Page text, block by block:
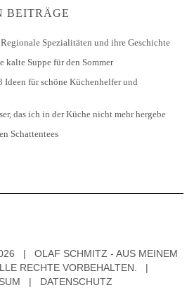
BEITRÄGE
Spezialitäten und ihre Geschichte
kalte Suppe für den Sommer
für schöne Küchenhelfer und
das ich in der Küche nicht mehr hergebe
Schattentees
| OLAF SCHMITZ - AUS MEINEM
RECHTE VORBEHALTEN. |
| DATENSCHUTZ